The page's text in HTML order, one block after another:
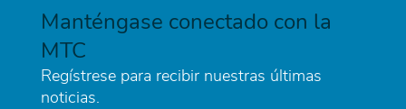
Manténgase conectado con la
MTC
Regístrese para recibir nuestras últimas
noticias.